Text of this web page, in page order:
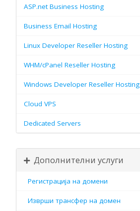
ASP.net Business Hosting
Business Email Hosting
Linux Developer Reseller Hosting
WHM/cPanel Reseller Hosting
Windows Developer Reseller Hosting
Cloud VPS
Dedicated Servers
Дополнителни услуги
Регистрација на домени
Изврши трансфер на домен